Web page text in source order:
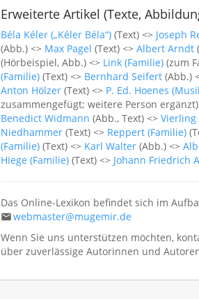
Erweiterte Artikel (Texte,
Béla Kéler („Kéler Béla“) (Text) <> Joseph
(Abb.) <> Max Pagel (Text) <> Albert Arndt
(Hörbeispiel, Abb.) <> Link (Familie) (zum
(Familie) (Text) <> Bernhard Seifert (Abb.)
Anton Hölzer (Text) <> P. Ed. Hoenes
zusammengefügt; weitere Person ergänzt)
Benedict Widmann (Abb., Text) <> Vierling
Niedhammer (Text) <> Reppert (Familie)
(Familie) (Text) <> Karl Walter (Abb.) <>
Hiege (Familie) (Text) <> Johann Friedrich
Das Online-Lexikon befindet sich im
webmaster@mugemir.de
Wenn Sie uns unterstützen möchten,
über zuverlässige Autorinnen und